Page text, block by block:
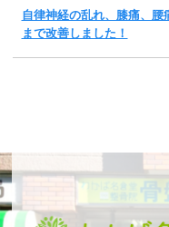
自律神経の乱れ、膝痛、
まで改善しました！